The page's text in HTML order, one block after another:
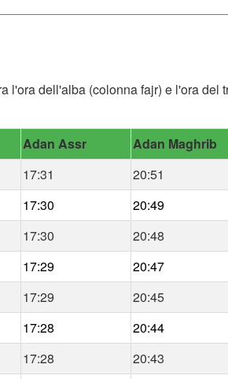
dell'alba (colonna fajr) e l'ora del
Adan Assr Adan Maghrib
17:31 20:51
17:30 20:49
17:30 20:48
17:29 20:47
17:29 20:45
17:28 20:44
17:28 20:43